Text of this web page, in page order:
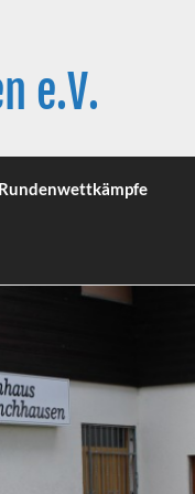
e.V.
Rundenwettkämpfe